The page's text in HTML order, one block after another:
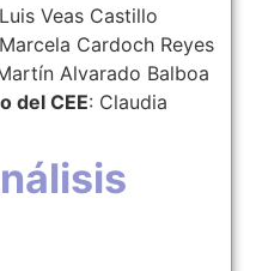
Veas Castillo
Cardoch Reyes
Alvarado Balboa
del CEE: Claudia